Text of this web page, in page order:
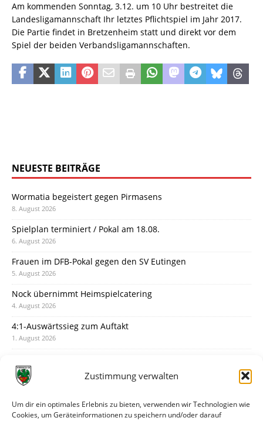
Zustimmung verwalten
Um dir ein optimales Erlebnis zu bieten, verwenden wir Technologien wie
Cookies, um Geräteinformationen zu speichern und/oder darauf
Am kommenden Sonntag, 3.12. um 10 Uhr bestreitet die
Landesligamannschaft Ihr letztes Pflichtspiel im Jahr 2017.
Die Partie findet in Bretzenheim statt und direkt vor dem
Spiel der beiden Verbandsligamannschaften.
NEUESTE BEITRÄGE
Wormatia begeistert gegen Pirmasens
8. August 2026
Spielplan terminiert / Pokal am 18.08.
6. August 2026
Frauen im DFB-Pokal gegen den SV Eutingen
5. August 2026
Nock übernimmt Heimspielcatering
4. August 2026
4:1-Auswärtssieg zum Auftakt
1. August 2026
31. Juli 2026
30. Juli 2026